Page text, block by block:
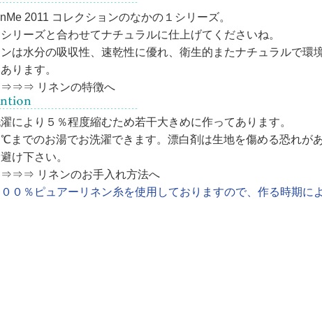
2011 コレクションのなかの１シリーズ。
リーズと合わせてナチュラルに仕上げてくださいね。
は水分の吸収性、速乾性に優れ、衛生的またナチュラルで環
ります。
⇒⇒⇒ リネンの特徴へ
により５％程度縮むため若干大きめに作ってあります。
℃までのお湯でお洗濯できます。漂白剤は生地を傷める恐れが
け下さい。
⇒⇒⇒ リネンのお手入れ方法へ
０％ピュアーリネン糸を使用しておりますので、作る時期に